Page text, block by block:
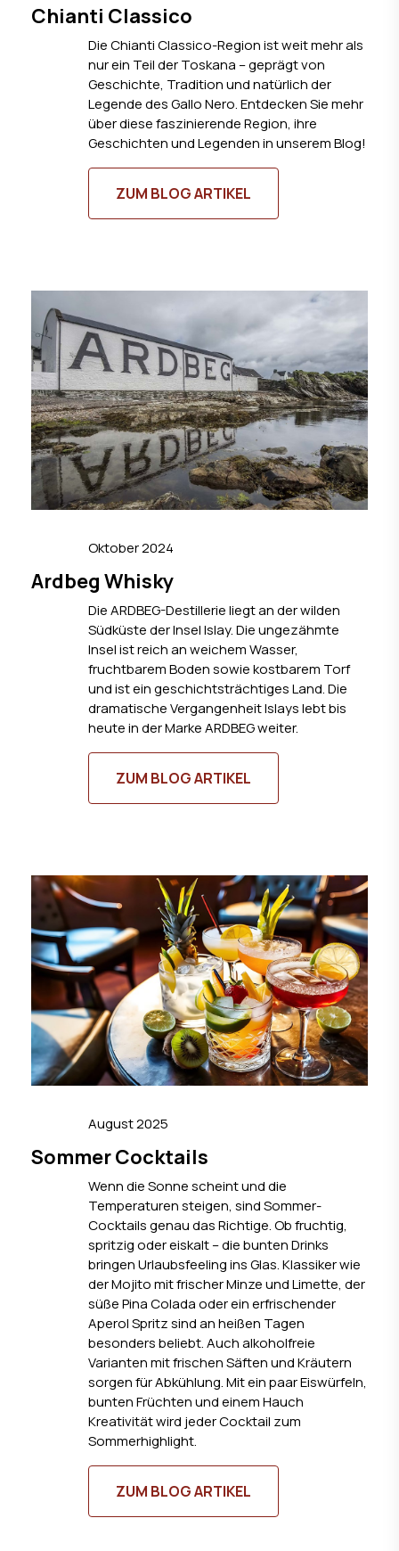
Chianti Classico
Die Chianti Classico-Region ist weit mehr als
nur ein Teil der Toskana – geprägt von
Geschichte, Tradition und natürlich der
Legende des Gallo Nero. Entdecken Sie mehr
über diese faszinierende Region, ihre
Geschichten und Legenden in unserem Blog!
ZUM BLOG ARTIKEL
Oktober 2024
Ardbeg Whisky
Die ARDBEG-Destillerie liegt an der wilden
Südküste der Insel Islay. Die ungezähmte
Insel ist reich an weichem Wasser,
fruchtbarem Boden sowie kostbarem Torf
und ist ein geschichtsträchtiges Land. Die
dramatische Vergangenheit Islays lebt bis
heute in der Marke ARDBEG weiter.
ZUM BLOG ARTIKEL
August 2025
Sommer Cocktails
Wenn die Sonne scheint und die
Temperaturen steigen, sind Sommer-
Cocktails genau das Richtige. Ob fruchtig,
spritzig oder eiskalt – die bunten Drinks
bringen Urlaubsfeeling ins Glas. Klassiker wie
der Mojito mit frischer Minze und Limette, der
süße Pina Colada oder ein erfrischender
Aperol Spritz sind an heißen Tagen
besonders beliebt. Auch alkoholfreie
Varianten mit frischen Säften und Kräutern
sorgen für Abkühlung. Mit ein paar Eiswürfeln,
bunten Früchten und einem Hauch
Kreativität wird jeder Cocktail zum
Sommerhighlight.
ZUM BLOG ARTIKEL